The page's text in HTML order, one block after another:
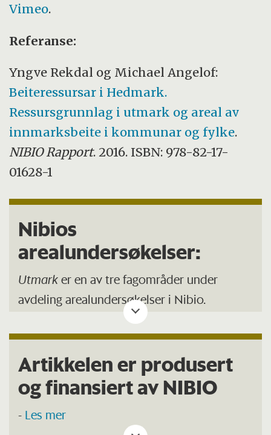
Vimeo.
Referanse:
Yngve Rekdal og Michael Angelof:
Beiteressursar i Hedmark.
Ressursgrunnlag i utmark og areal av
innmarksbeite i kommunar og fylke.
NIBIO Rapport. 2016. ISBN: 978-82-17-
01628-1
Nibios
arealundersøkelser:
Utmark er en av tre fagområder under
avdeling arealundersøkelser i Nibio.
Avdelingen har ansvar for å samle inn
utmarksareal i tillegg til landbrukets
genressurser.
Datainnsamling fra feltarbeid og tolking av
Artikkelen er produsert
og finansiert av NIBIO
- Les mer